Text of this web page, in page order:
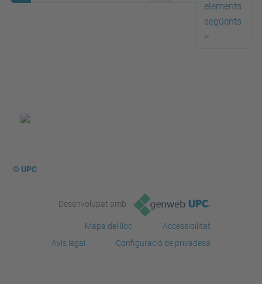
elements
següents
>
© UPC
Desenvolupat amb
Mapa del lloc
Accessibilitat
Avís legal
Configuració de privadesa